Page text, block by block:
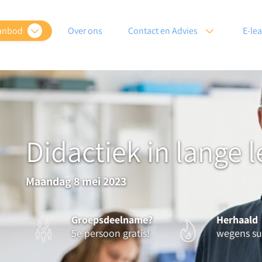
Over ons Contact en Advies E-
Didactiek in lange
Maandag 8 mei 2023
Groepsdeelname?
5e persoon gratis!
Herhaald
wegens